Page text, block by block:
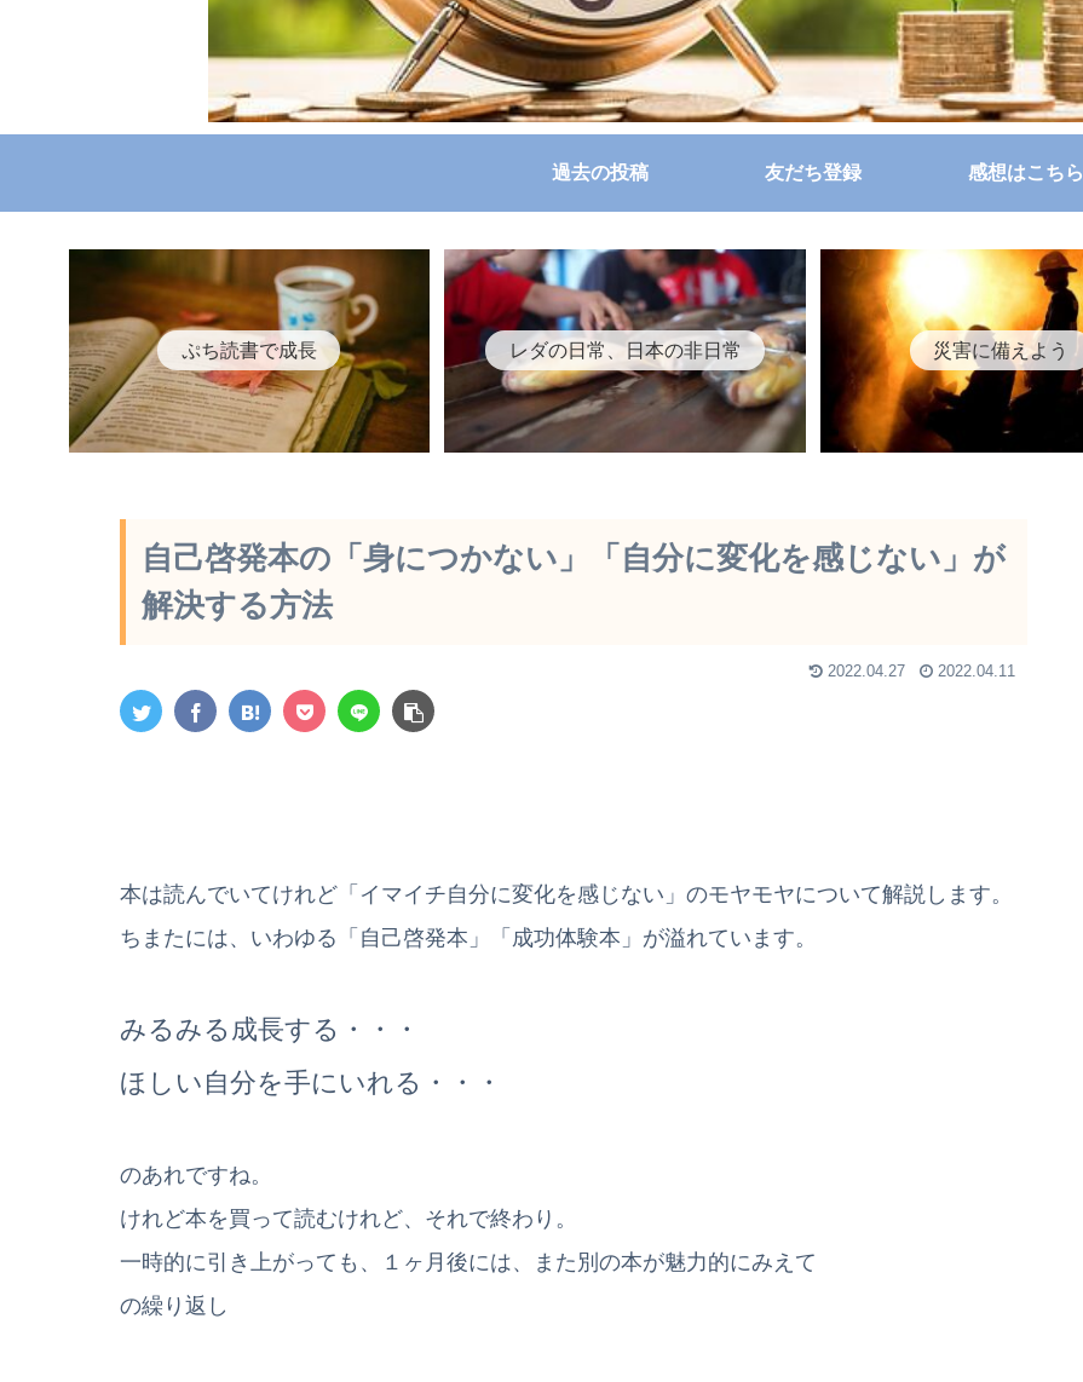
過去の投稿 友だち登録 感想はこちら
ぷち読書で成長 レダの日常、日本の非日常 災害に備えよう
自己啓発本の「身につかない」「自分に変化を感じない」が
解決する方法
2022.04.27 2022.04.11
本は読んでいてけれど「イマイチ自分に変化を感じない」のモヤモヤについて解説します。
ちまたには、いわゆる「自己啓発本」「成功体験本」が溢れています。
みるみる成長する・・・
ほしい自分を手にいれる・・・
のあれですね。
けれど本を買って読むけれど、それで終わり。
一時的に引き上がっても、１ヶ月後には、また別の本が魅力的にみえて
の繰り返し